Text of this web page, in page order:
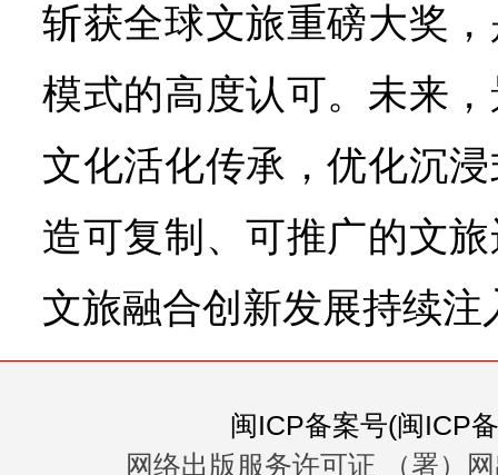
斩获全球文旅重磅大奖
模式的高度认可。未来
文化活化传承，优化沉
造可复制、可推广的文
文旅融合创新发展持续注
闽ICP备案号(闽ICP
网络出版服务许可证 （署）